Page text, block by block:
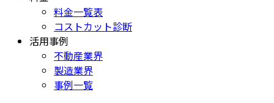
料金一覧表
コストカット診断
活用事例
不動産業界
製造業界
事例一覧